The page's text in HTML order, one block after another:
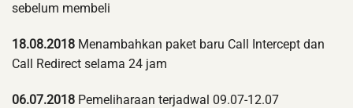
sebelum membeli
18.08.2018 Menambahkan paket baru Call Intercept dan
Call Redirect selama 24 jam
06.07.2018 Pemeliharaan terjadwal 09.07-12.07